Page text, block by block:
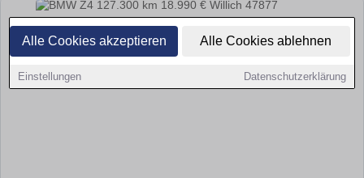
Alle Cookies akzeptieren Alle Cookies ablehnen
Einstellungen Datenschutzerklärung